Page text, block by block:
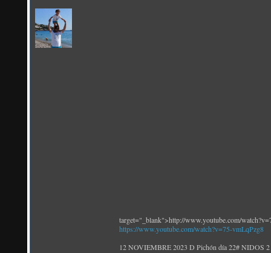
target="_blank">http://www.youtube.com/
https://www.youtube.com/watch?v=75-vmLqPzg8
12 NOVIEMBRE 2023 D Pichón día 22# NIDOS 2